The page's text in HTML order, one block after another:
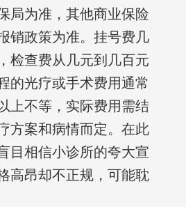
局为准，其他商业保险
销政策为准。挂号费几
检查费从几元到几百元
的光疗或手术费用通常
上不等，实际费用需结
方案和病情而定。在此
目相信小诊所的夸大宣
高昂却不正规，可能耽